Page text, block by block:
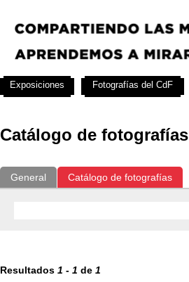
Catálogo de fotografías
General Catálogo de fotografías
Resultados 1 - 1 de 1
Exposiciones Fotografías del CdF